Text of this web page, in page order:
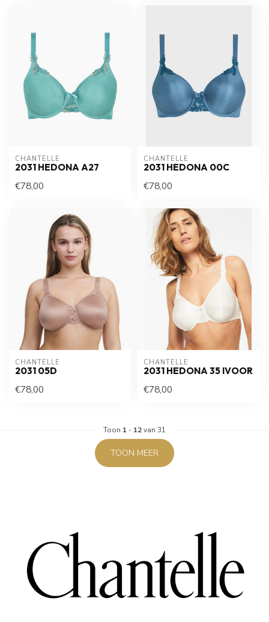
CHANTELLE
2031 HEDONA A27
€78,00
CHANTELLE
2031 HEDONA 00C
€78,00
CHANTELLE
2031 05D
€78,00
CHANTELLE
2031 HEDONA 35 IVOOR
€78,00
Toon 1 - 12van 31
TOON MEER